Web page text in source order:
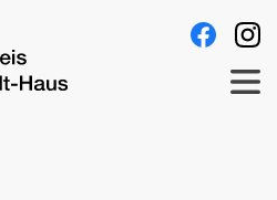
Follow